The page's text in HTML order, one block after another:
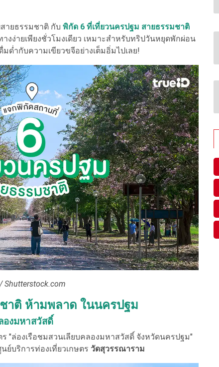
ายธรรมชาติ กับ พิกัด 6 ที่เที่ยวนครปฐม สายธรรมชาติ
างง่ายเพียงชั่วโมงเดียว เหมาะสำหรับทริปวันหยุดพักผ่อน
ด่ำกับความเขียวขจีอย่างเต็มอิ่มไปเลย!
Shutterstock.com
าติ ห้ามพลาด ในนครปฐม
องมหาสวัสดิ์
ร "ล่องเรือชมสวนเลียบคลองมหาสวัสดิ์ จังหวัดนครปฐม"
ย์บริการท่องเที่ยวเกษตร วัดสุวรรณาราม